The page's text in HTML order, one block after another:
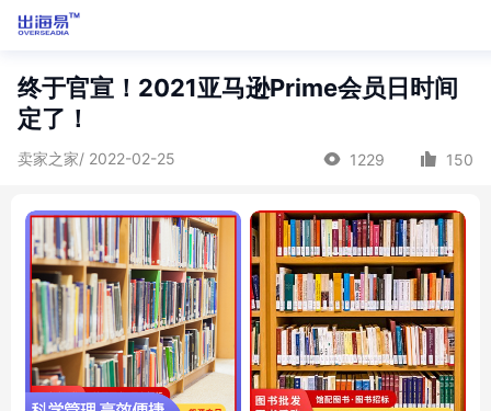
终于官宣！2021亚马逊Prime会员日时间
定了！
卖家之家/ 2022-02-25 1229 150